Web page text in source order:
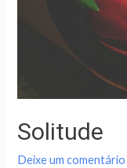
Solitude
Deixe um comentário